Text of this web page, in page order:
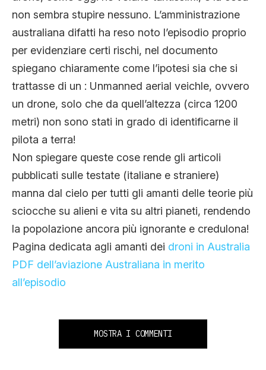
non sembra stupire nessuno. L’amministrazione
australiana difatti ha reso noto l’episodio proprio
per evidenziare certi rischi, nel documento
spiegano chiaramente come l’ipotesi sia che si
trattasse di un : Unmanned aerial veichle, ovvero
un drone, solo che da quell’altezza (circa 1200
metri) non sono stati in grado di identificarne il
pilota a terra!
Non spiegare queste cose rende gli articoli
pubblicati sulle testate (italiane e straniere)
manna dal cielo per tutti gli amanti delle teorie più
sciocche su alieni e vita su altri pianeti, rendendo
la popolazione ancora più ignorante e credulona!
Pagina dedicata agli amanti dei droni in Australia
PDF dell’aviazione Australiana in merito
all’episodio
MOSTRA I COMMENTI